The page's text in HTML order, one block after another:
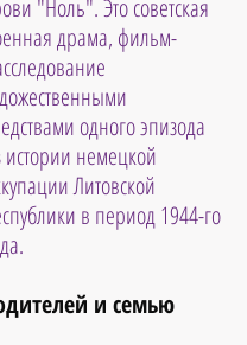
"Ноль". Это советская
драма, фильм-
одного эпизода
истории немецкой
Литовской
в период 1944-го
и семью